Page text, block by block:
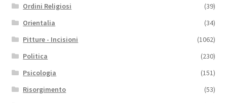
Ordini Religiosi
(39)
Orientalia
(34)
Pitture - Incisioni
(1062)
Politica
(230)
Psicologia
(151)
Risorgimento
(53)